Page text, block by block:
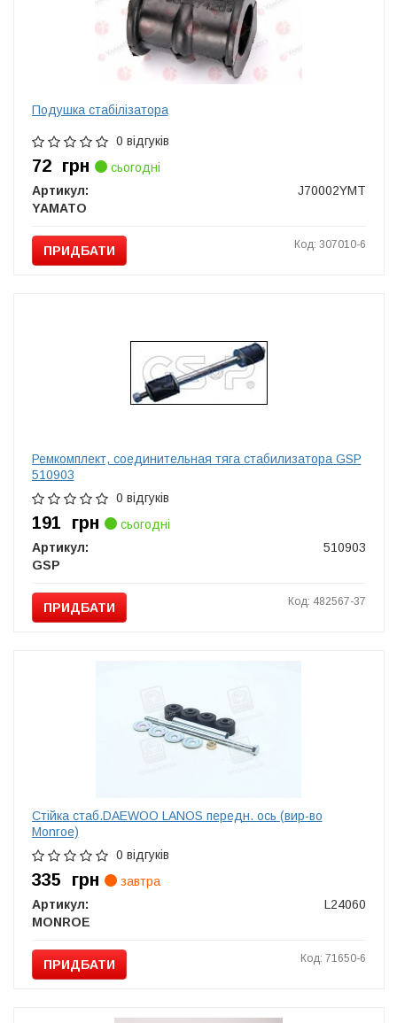
Подушка стабілізатора
0 відгуків
72 грн
сьогодні
Артикул:
J70002YMT
YAMATO
ПРИДБАТИ Код: 307010-6
Ремкомплект, соединительная тяга стабилизатора GSP
510903
0 відгуків
191 грн
сьогодні
Артикул:
510903
GSP
ПРИДБАТИ Код: 482567-37
Стiйка стаб.DAEWOO LANOS передн. ось (вир-во
Monroe)
0 відгуків
335 грн
завтра
Артикул:
L24060
MONROE
ПРИДБАТИ Код: 71650-6